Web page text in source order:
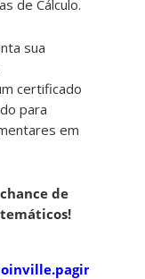
de Cálculo.
sua
certificado
para
em
de